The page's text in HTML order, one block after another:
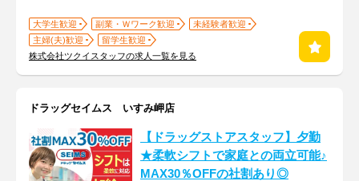
大学生歓迎 副業・Ｗワーク歓迎
未経験者歓迎
主婦(夫)歓迎
留学生歓迎
株式会社ツクイスタッフの求人一覧を見る
ドラッグセイムス いすみ岬店
【ドラッグストアスタッフ】夕勤
★柔軟シフトで家庭との両立可能♪
MAX30％OFFの社割あり◎